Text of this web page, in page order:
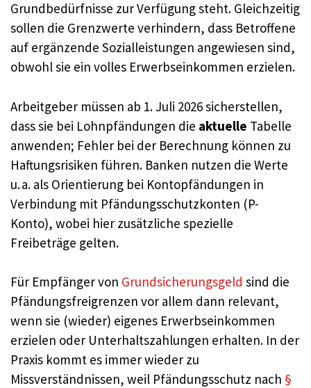
Grundbedürfnisse zur Verfügung steht. Gleichzeitig
sollen die Grenzwerte verhindern, dass Betroffene
auf ergänzende Sozialleistungen angewiesen sind,
obwohl sie ein volles Erwerbseinkommen erzielen.
Arbeitgeber müssen ab 1. Juli 2026 sicherstellen,
dass sie bei Lohnpfändungen die aktuelle Tabelle
anwenden; Fehler bei der Berechnung können zu
Haftungsrisiken führen. Banken nutzen die Werte
u. a. als Orientierung bei Kontopfändungen in
Verbindung mit Pfändungsschutzkonten (P-
Konto), wobei hier zusätzliche spezielle
Freibeträge gelten.
Für Empfänger von Grundsicherungsgeld sind die
Pfändungsfreigrenzen vor allem dann relevant,
wenn sie (wieder) eigenes Erwerbseinkommen
erzielen oder Unterhaltszahlungen erhalten. In der
Praxis kommt es immer wieder zu
Missverständnissen, weil Pfändungsschutz nach §